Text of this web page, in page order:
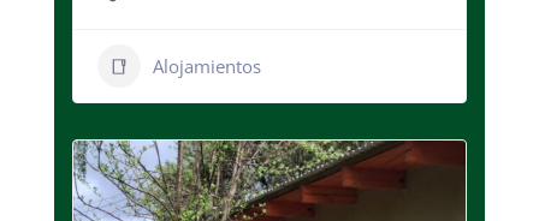
Alojamientos